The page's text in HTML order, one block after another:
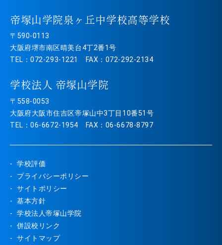
帝塚山学院泉ヶ丘中学校高等学校
〒590-0113
大阪府堺市南区晴美台4丁2番1号
TEL：072-293-1221 FAX：072-292-2134
学校法人 帝塚山学院
〒558-0053
大阪府大阪市住吉区帝塚山中3丁目10番51号
TEL：06-6672-1954 FAX：06-6678-8797
学校評価
プライバシーポリシー
サイトポリシー
基本方針
学校法人帝塚山学院
併設校リンク
サイトマップ